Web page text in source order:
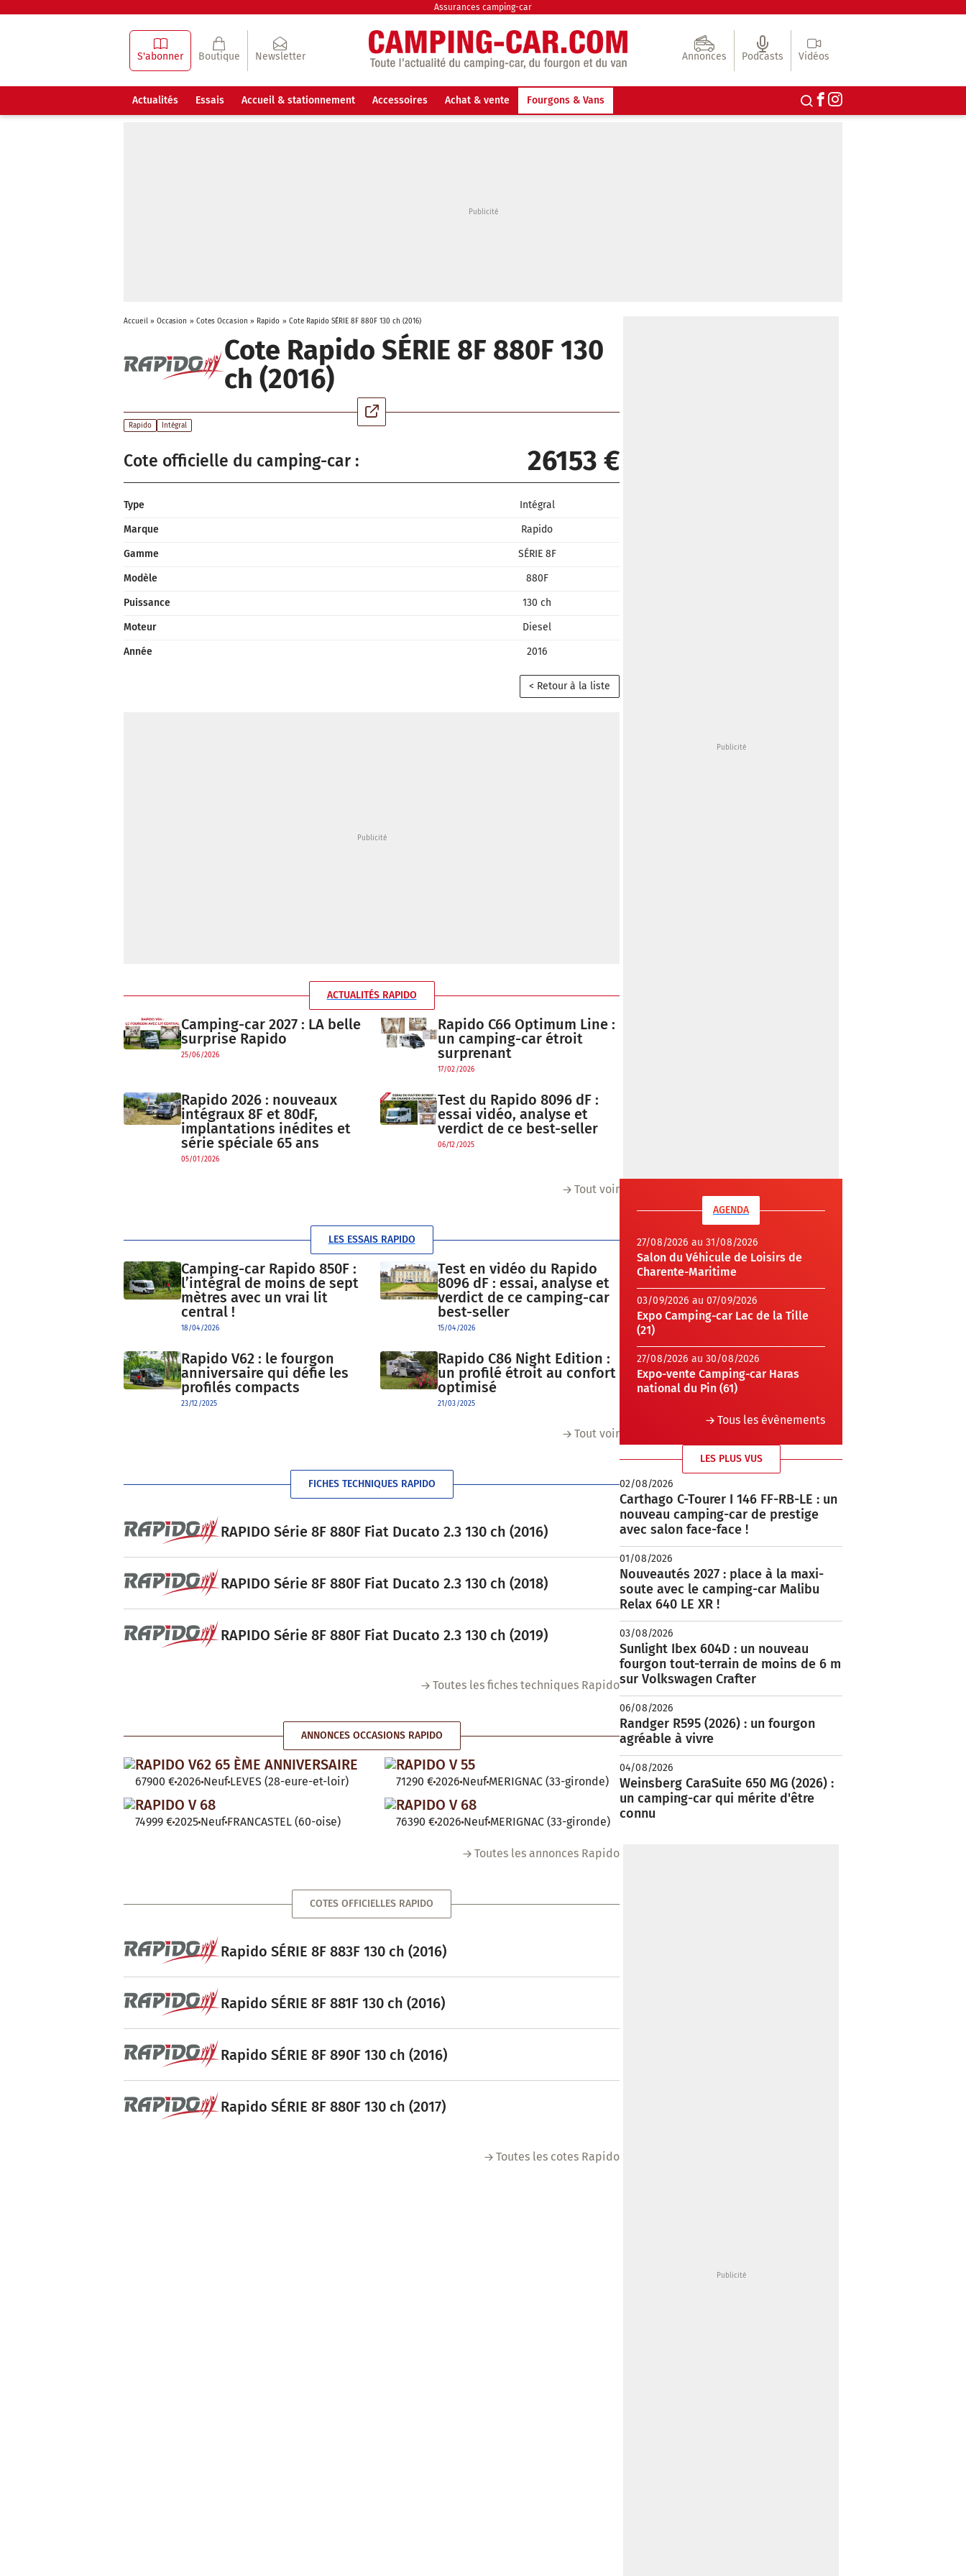
Assurances camping-car
S'abonner Boutique Newsletter Annonces Podcasts Vidéos
Actualités Essais Accueil & stationnement Accessoires Achat & vente Fourgons & Vans
Accueil» Occasion » Cotes Occasion » Rapido » Cote Rapido SÉRIE 8F 880F 130 ch (2016)
Cote Rapido SÉRIE 8F 880F 130
ch (2016)
Rapido Intégral
Cote officielle du camping-car : 26153 €
Type
Intégral
Marque
Rapido
Gamme
SÉRIE 8F
Modèle
880F
Puissance
130 ch
Moteur
Diesel
Année
2016
< Retour à la liste
ACTUALITÉS RAPIDO
Camping-car 2027 : LA belle
surprise Rapido
25/06/2026
Rapido C66 Optimum Line :
un camping-car étroit
surprenant
17/02/2026
Rapido 2026 : nouveaux
intégraux 8F et 80dF,
implantations inédites et
série spéciale 65 ans
05/01/2026
Test du Rapido 8096 dF :
essai vidéo, analyse et
verdict de ce best-seller
06/12/2025
Tout voir
LES ESSAIS RAPIDO
Camping-car Rapido 850F :
l’intégral de moins de sept
mètres avec un vrai lit
central !
18/04/2026
Test en vidéo du Rapido
8096 dF : essai, analyse et
verdict de ce camping-car
best-seller
15/04/2026
Rapido V62 : le fourgon
anniversaire qui défie les
profilés compacts
23/12/2025
Rapido C86 Night Edition :
un profilé étroit au confort
optimisé
21/03/2025
Tout voir
FICHES TECHNIQUES RAPIDO
RAPIDO Série 8F 880F Fiat Ducato 2.3 130 ch (2016)
RAPIDO Série 8F 880F Fiat Ducato 2.3 130 ch (2018)
RAPIDO Série 8F 880F Fiat Ducato 2.3 130 ch (2019)
Toutes les fiches techniques Rapido
ANNONCES OCCASIONS RAPIDO
RAPIDO V62 65 ÈME ANNIVERSAIRE
67900 €2026 Neuf LEVES (28-eure-et-loir)
RAPIDO V 55
71290 €2026 Neuf MERIGNAC (33-gironde)
RAPIDO V 68
74999 €2025 Neuf FRANCASTEL (60-oise)
RAPIDO V 68
76390 €2026 Neuf MERIGNAC (33-gironde)
Toutes les annonces Rapido
COTES OFFICIELLES RAPIDO
Rapido SÉRIE 8F 883F 130 ch (2016)
Rapido SÉRIE 8F 881F 130 ch (2016)
Rapido SÉRIE 8F 890F 130 ch (2016)
Rapido SÉRIE 8F 880F 130 ch (2017)
Toutes les cotes Rapido
AGENDA
27/08/2026 au 31/08/2026
Salon du Véhicule de Loisirs de
Charente-Maritime
03/09/2026 au 07/09/2026
Expo Camping-car Lac de la Tille
(21)
27/08/2026 au 30/08/2026
Expo-vente Camping-car Haras
national du Pin (61)
Tous les évènements
LES PLUS VUS
02/08/2026
Carthago C-Tourer I 146 FF-RB-LE : un
nouveau camping-car de prestige
avec salon face-face !
01/08/2026
Nouveautés 2027 : place à la maxi-
soute avec le camping-car Malibu
Relax 640 LE XR !
03/08/2026
Sunlight Ibex 604D : un nouveau
fourgon tout-terrain de moins de 6 m
sur Volkswagen Crafter
06/08/2026
Randger R595 (2026) : un fourgon
agréable à vivre
04/08/2026
Weinsberg CaraSuite 650 MG (2026) :
un camping-car qui mérite d'être
connu